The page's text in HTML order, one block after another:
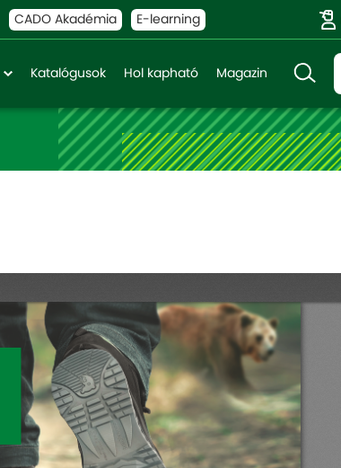
CADO Akadémia E-learning
Katalógusok Hol kapható Magazin